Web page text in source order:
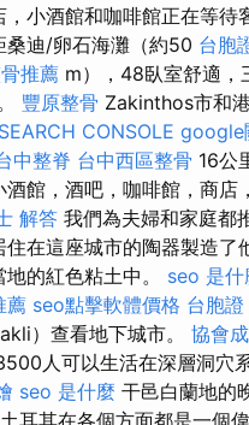
，小酒館和咖啡館正在等待
桑迪/卵石海灘（約50 台胞
推薦 m），48臥室舒適，
豐原整骨 Zakinthos市和港
CONSOLE google
中整脊 台中西區整骨 16公
酒館，酒吧，咖啡館，商店
解答 我們為夫婦和家庭都
住在這座城市的陶器製造了
的紅色粘土中。 seo 是什
薦 seo點擊軟體價格 台胞
）查看地下城市。 協會
人可以生活在深層洞穴
seo 是什麼 干邑白蘭地的
土耳其在各個方面都是一個